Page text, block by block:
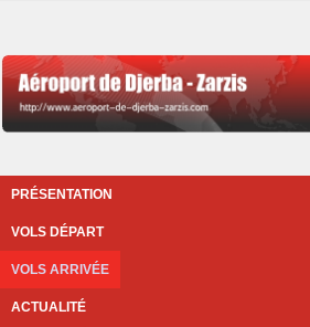
PRÉSENTATION
VOLS DÉPART
VOLS ARRIVÉE
ACTUALITÉ